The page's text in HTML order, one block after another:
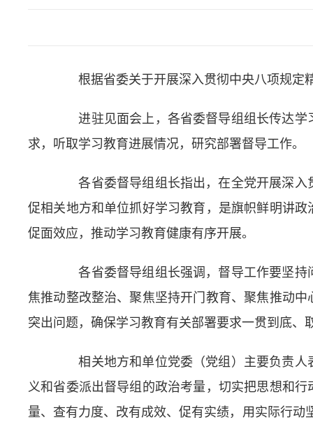
根据省委关于开展深入贯彻中央八项规定
进驻见面会上，各省委督导组组长传达学
求，听取学习教育进展情况，研究部署督导工作。
各省委督导组组长指出，在全党开展深入
促相关地方和单位抓好学习教育，是旗帜鲜明讲
促面效应，推动学习教育健康有序开展。
各省委督导组组长强调，督导工作要坚持
焦推动整改整治、聚焦坚持开门教育、聚焦推动
突出问题，确保学习教育有关部署要求一贯到底、
相关地方和单位党委（党组）主要负责人
义和省委派出督导组的政治考量，切实把思想和
量、查有力度、改有成效、促有实绩，用实际行动